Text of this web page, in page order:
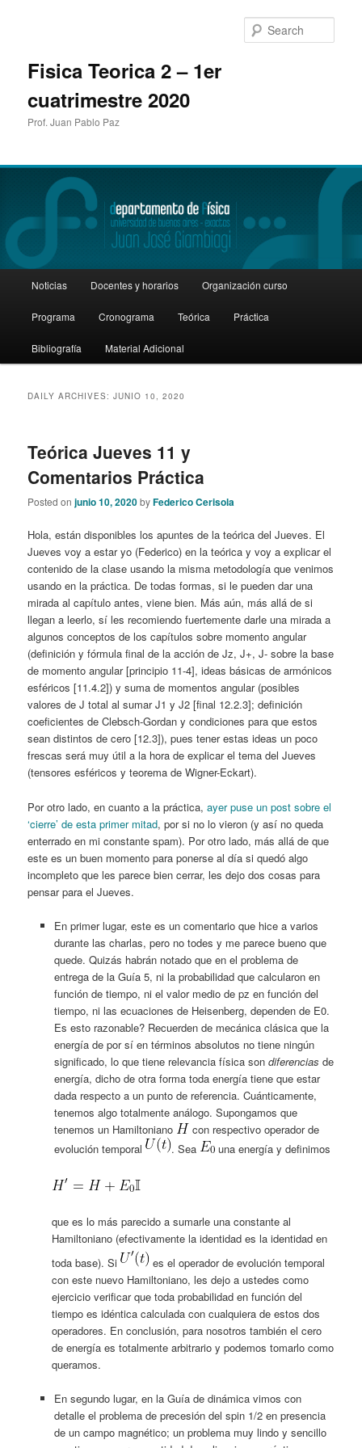
Fisica Teorica 2 – 1er
cuatrimestre 2020
Prof. Juan Pablo Paz
Skip
to
primary
content
Skip
to
secondary
content
Noticias Docentes y horarios Organización curso
Programa Cronograma Teórica Práctica
Bibliografía Material Adicional
DAILY ARCHIVES:JUNIO 10, 2020
Teórica Jueves 11 y
Comentarios Práctica
Posted onjunio 10, 2020byFederico Cerisola
Hola, están disponibles los apuntes de la teórica del Jueves. El
Jueves voy a estar yo (Federico) en la teórica y voy a explicar el
contenido de la clase usando la misma metodología que venimos
usando en la práctica. De todas formas, si le pueden dar una
mirada al capítulo antes, viene bien. Más aún, más allá de si
llegan a leerlo, sí les recomiendo fuertemente darle una mirada a
algunos conceptos de los capítulos sobre momento angular
(definición y fórmula final de la acción de Jz, J+, J- sobre la base
de momento angular [principio 11-4], ideas básicas de armónicos
esféricos [11.4.2]) y suma de momentos angular (posibles
valores de J total al sumar J1 y J2 [final 12.2.3]; definición
coeficientes de Clebsch-Gordan y condiciones para que estos
sean distintos de cero [12.3]), pues tener estas ideas un poco
frescas será muy útil a la hora de explicar el tema del Jueves
(tensores esféricos y teorema de Wigner-Eckart).
Por otro lado, en cuanto a la práctica,ayer puse un post sobre el
‘cierre’ de esta primer mitad, por si no lo vieron (y así no queda
enterrado en mi constante spam). Por otro lado, más allá de que
este es un buen momento para ponerse al día si quedó algo
incompleto que les parece bien cerrar, les dejo dos cosas para
pensar para el Jueves.
En primer lugar, este es un comentario que hice a varios
durante las charlas, pero no todes y me parece bueno que
quede. Quizás habrán notado que en el problema de
entrega de la Guía 5, ni la probabilidad que calcularon en
función de tiempo, ni el valor medio de pz en función del
tiempo, ni las ecuaciones de Heisenberg, dependen de E0.
Es esto razonable? Recuerden de mecánica clásica que la
energía de por sí en términos absolutos no tiene ningún
significado, lo que tiene relevancia física son diferencias de
energía, dicho de otra forma toda energía tiene que estar
dada respecto a un punto de referencia. Cuánticamente,
tenemos algo totalmente análogo. Supongamos que
tenemos un Hamiltoniano
con respectivo operador de
evolución temporal
. Sea una energía y definimos
que es lo más parecido a sumarle una constante al
Hamiltoniano (efectivamente la identidad es la identidad en
toda base). Si
es el operador de evolución temporal
con este nuevo Hamiltoniano, les dejo a ustedes como
ejercicio verificar que toda probabilidad en función del
tiempo es idéntica calculada con cualquiera de estos dos
operadores. En conclusión, para nosotros también el cero
de energía es totalmente arbitrario y podemos tomarlo como
queramos.
En segundo lugar, en la Guía de dinámica vimos con
detalle el problema de precesión del spin 1/2 en presencia
de un campo magnético; un problema muy lindo y sencillo